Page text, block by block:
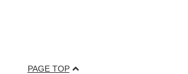
PAGE TOP